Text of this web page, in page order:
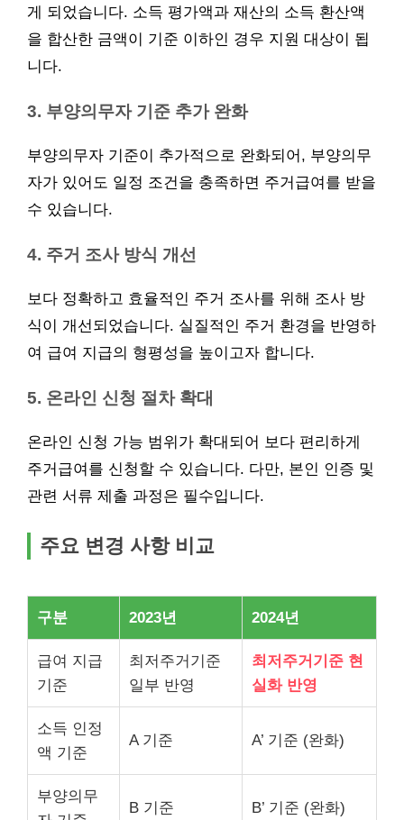
게 되었습니다. 소득 평가액과 재산의 소득 환산액
을 합산한 금액이 기준 이하인 경우 지원 대상이 됩
니다.
3. 부양의무자 기준 추가 완화
부양의무자 기준이 추가적으로 완화되어, 부양의무
자가 있어도 일정 조건을 충족하면 주거급여를 받을
수 있습니다.
4. 주거 조사 방식 개선
보다 정확하고 효율적인 주거 조사를 위해 조사 방
식이 개선되었습니다. 실질적인 주거 환경을 반영하
여 급여 지급의 형평성을 높이고자 합니다.
5. 온라인 신청 절차 확대
온라인 신청 가능 범위가 확대되어 보다 편리하게
주거급여를 신청할 수 있습니다. 다만, 본인 인증 및
관련 서류 제출 과정은 필수입니다.
주요 변경 사항 비교
구분 2023년 2024년
급여 지급
기준
최저주거기준
일부 반영
최저주거기준 현
실화 반영
소득 인정
액 기준
A 기준 A’ 기준 (완화)
부양의무
B 기준 B’ 기준 (완화)